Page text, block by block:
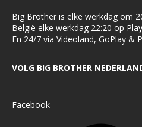
Big Brother is elke werkdag om
België elke werkdag 22:20 op
En 24/7 via Videoland, GoPlay &
VOLG BIG BROTHER
Facebook